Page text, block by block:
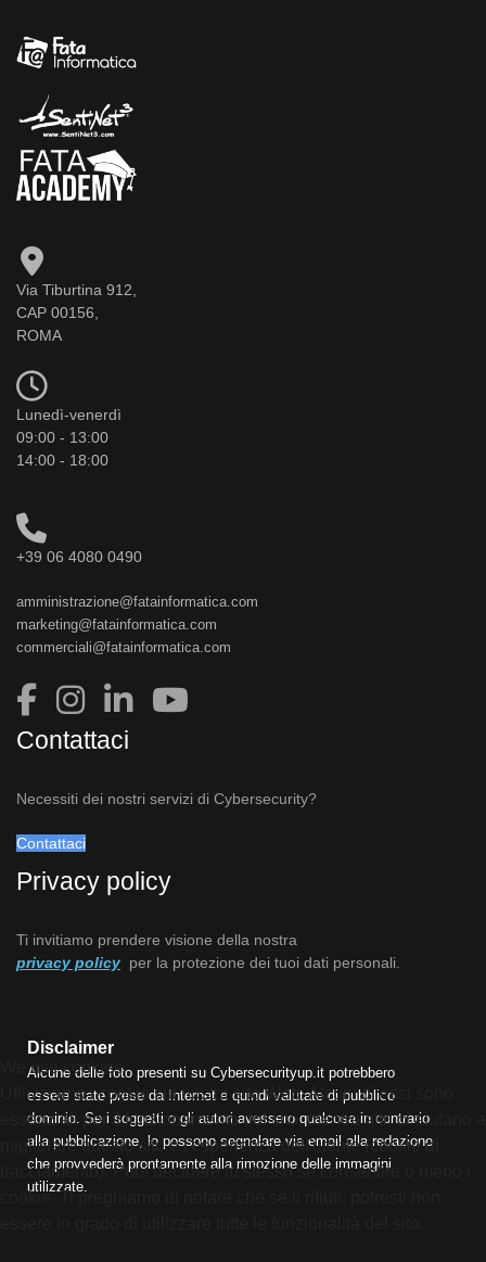
Via Tiburtina 912,
CAP 00156,
ROMA
Lunedì-venerdì
09:00 - 13:00
14:00 - 18:00
+39 06 4080 0490
amministrazione@fatainformatica.com
marketing@fatainformatica.com
commerciali@fatainformatica.com
Contattaci
Necessiti dei nostri servizi di Cybersecurity?
Contattaci
Privacy policy
Ti invitiamo prendere visione della nostra
privacy policy per la protezione dei tuoi dati personali.
Disclaimer
Alcune delle foto presenti su Cybersecurityup.it potrebbero
essere state prese da Internet e quindi valutate di pubblico
dominio. Se i soggetti o gli autori avessero qualcosa in contrario
alla pubblicazione, lo possono segnalare via email alla redazione
che provvederà prontamente alla rimozione delle immagini
utilizzate.
We use cookies
Utilizziamo i cookie sul nostro sito Web. Alcuni di essi sono
essenziali per il funzionamento del sito, mentre altri ci aiutano a
migliorare questo sito e l'esperienza dell'utente (cookie di
tracciamento). Puoi decidere tu stesso se consentire o meno i
cookie. Ti preghiamo di notare che se li rifiuti, potresti non